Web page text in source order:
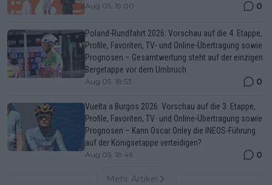
Aug 05, 19:00 0
Poland-Rundfahrt 2026: Vorschau auf die 4. Etappe,
Profile, Favoriten, TV- und Online-Übertragung sowie
Prognosen – Gesamtwertung steht auf der einzigen
Bergetappe vor dem Umbruch
Aug 05, 18:53 0
Vuelta a Burgos 2026: Vorschau auf die 3. Etappe,
Profile, Favoriten, TV- und Online-Übertragung sowie
Prognosen – Kann Oscar Onley die INEOS-Führung
auf der Königsetappe verteidigen?
Aug 05, 18:46 0
Mehr Artikel